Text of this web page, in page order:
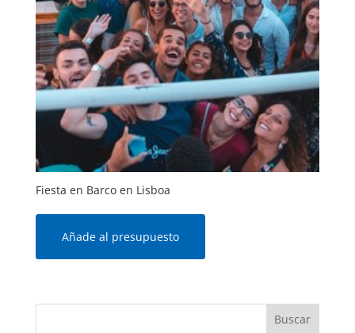
Fiesta en Barco en Lisboa
Añade al presupuesto